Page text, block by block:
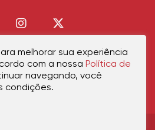
Política de Cookies Contato
melhorar sua experiência
com a nossa Política de
navegando, você
condições.